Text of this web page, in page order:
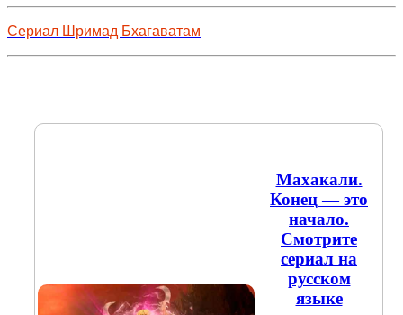
Сериал Шримад Бхагаватам
Махакали.
Конец — это
начало.
Смотрите
сериал на
русском
языке